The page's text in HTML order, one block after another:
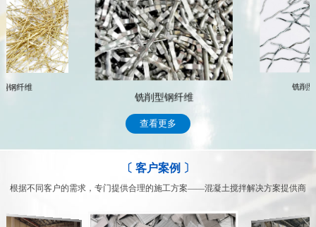
我们的售后服务
钢纤维
镀铜钢纤维
铣削型
查看更多
〔 客户案例 〕
根据不同客户的需求，专门提供合理的施工方案——混凝土搅拌解决方案提供商